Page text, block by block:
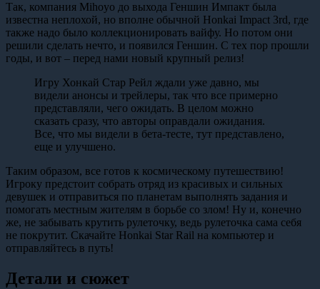
Так, компания Mihoyo до выхода Геншин Импакт была
известна неплохой, но вполне обычной Honkai Impact 3rd, где
также надо было коллекционировать вайфу. Но потом они
решили сделать нечто, и появился Геншин. С тех пор прошли
годы, и вот – перед нами новый крупный релиз!
Игру Хонкай Стар Рейл ждали уже давно, мы
видели анонсы и трейлеры, так что все примерно
представляли, чего ожидать. В целом можно
сказать сразу, что авторы оправдали ожидания.
Все, что мы видели в бета-тесте, тут представлено,
еще и улучшено.
Таким образом, все готов к космическому путешествию!
Игроку предстоит собрать отряд из красивых и сильных
девушек и отправиться по планетам выполнять задания и
помогать местным жителям в борьбе со злом! Ну и, конечно
же, не забывать крутить рулеточку, ведь рулеточка сама себя
не покрутит. Скачайте Honkai Star Rail на компьютер и
отправляйтесь в путь!
Детали и сюжет